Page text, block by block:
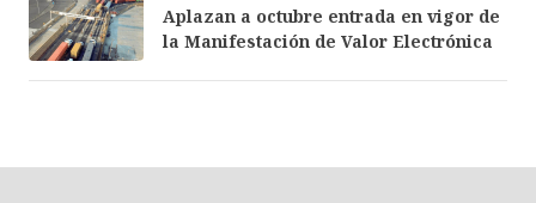
Aplazan a octubre entrada en vigor de
la Manifestación de Valor Electrónica